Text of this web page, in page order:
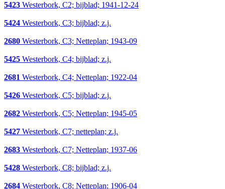
5423 Westerbork, C2; bijblad; 1941-12-24
5424 Westerbork, C3; bijblad; z.j.
2680 Westerbork, C3; Netteplan; 1943-09
5425 Westerbork, C4; bijblad; z.j.
2681 Westerbork, C4; Netteplan; 1922-04
5426 Westerbork, C5; bijblad; z.j.
2682 Westerbork, C5; Netteplan; 1945-05
5427 Westerbork, C7; netteplan; z.j.
2683 Westerbork, C7; Netteplan; 1937-06
5428 Westerbork, C8; bijblad; z.j.
2684 Westerbork, C8; Netteplan; 1906-04